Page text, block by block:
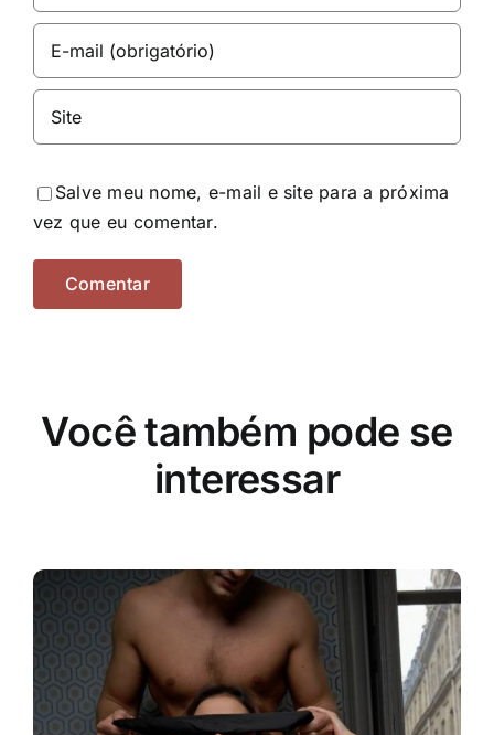
Salve meu nome, e-mail e site para a próxima
vez que eu comentar.
Você também pode se
interessar